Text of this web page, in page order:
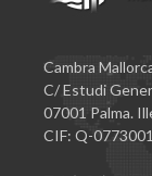
Cambra
C/ Estudi
07001 Palma.
CIF: Q-